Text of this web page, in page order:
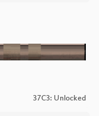
37C3: Unlocked